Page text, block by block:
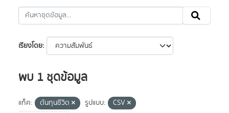
เรียงโดย
พบ 1 ชุดข้อมูล
แท็ค: ต้นทุนชีวิต รูปแบบ:
CSV